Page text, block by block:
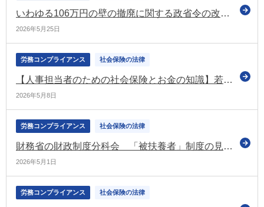
いわゆる106万円の壁の撤廃に関する政省令の改正案について意見募集（パブコメ） 令和8年10月1日施行予定
2026年5月25日
労務コンプライアンス 社会保険の法律
【人事担当者のための社会保険とお金の知識】若いうちに知っておくべき公的年金制度の話
2026年5月8日
労務コンプライアンス 社会保険の法律
財務省の財政制度分科会 「被扶養者」制度の見直すべきなどと提言
2026年5月1日
労務コンプライアンス 社会保険の法律